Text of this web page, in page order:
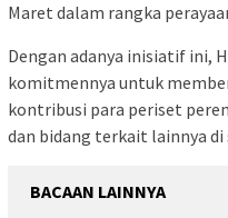
Maret dalam rangka
Dengan adanya inisiatif ini,
komitmennya untuk
kontribusi para periset
dan bidang terkait lainnya di
BACAAN LAINNYA